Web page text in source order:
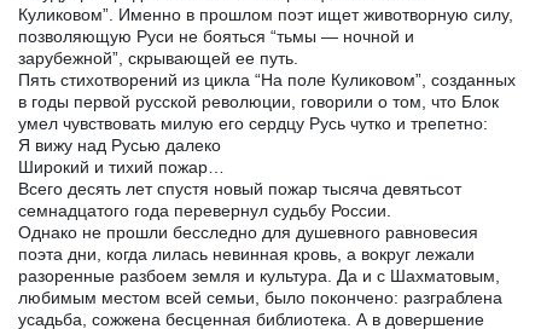
Куликовом”. Именно в прошлом поэт ищет животворную силу,
позволяющую Руси не бояться “тьмы — ночной и
зарубежной”, скрывающей ее путь.
Пять стихотворений из цикла “На поле Куликовом”, созданных
в годы первой русской революции, говорили о том, что Блок
умел чувствовать милую его сердцу Русь чутко и трепетно:
Я вижу над Русью далеко
Широкий и тихий пожар…
Всего десять лет спустя новый пожар тысяча девятьсот
семнадцатого года перевернул судьбу России.
Однако не прошли бесследно для душевного равновесия
поэта дни, когда лилась невинная кровь, а вокруг лежали
разоренные разбоем земля и культура. Да и с Шахматовым,
любимым местом всей семьи, было покончено: разграблена
усадьба, сожжена бесценная библиотека. А в довершение